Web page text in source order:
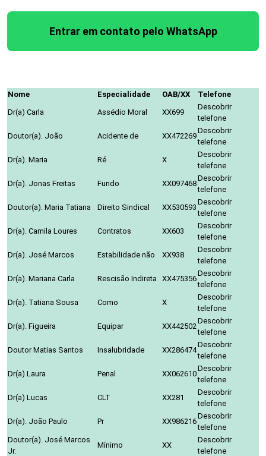
Entrar em contato pelo WhatsApp
Nome Especialidade OAB/XX
Telefone
Dr(a) Carla
Assédio Moral XX699
Descobrir
telefone
Doutor(a). João
Acidente de XX472269
Descobrir
telefone
Dr(a). Maria
Ré X
Descobrir
telefone
Dr(a). Jonas Freitas
Fundo XX097468
Descobrir
telefone
Doutor(a). Maria Tatiana
Direito Sindical XX530593
Descobrir
telefone
Dr(a). Camila Loures
Contratos XX603
Descobrir
telefone
Dr(a). José Marcos
Estabilidade não XX938
Descobrir
telefone
Dr(a). Mariana Carla
Rescisão Indireta XX475356
Descobrir
telefone
Dr(a). Tatiana Sousa
Como X
Descobrir
telefone
Dr(a). Figueira
Equipar XX442502
Descobrir
telefone
Doutor Matias Santos
Insalubridade XX286474
Descobrir
telefone
Dr(a) Laura
Penal XX062610
Descobrir
telefone
Dr(a) Lucas
CLT XX281
Descobrir
telefone
Dr(a). João Paulo
Pr XX986216
Descobrir
telefone
Doutor(a). José Marcos
Jr.
Mínimo XX
Descobrir
telefone